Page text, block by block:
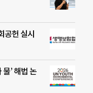
공헌 실시
’ 해법 논